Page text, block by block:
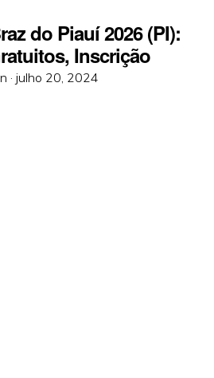
do Piauí 2026 (PI):
Inscrição
· Posted
julho 20, 2024